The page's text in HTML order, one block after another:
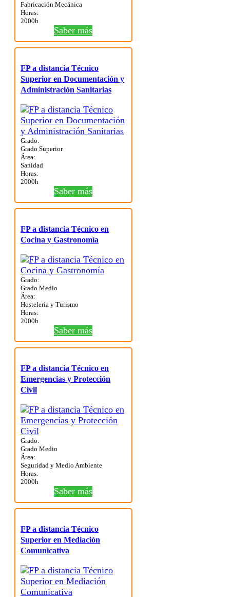
Fabricación Mecánica
Horas:
2000h
Saber más
FP a distancia Técnico
Superior en Documentación y
Administración Sanitarias
Grado:
Grado Superior
Área:
Sanidad
Horas:
2000h
Saber más
FP a distancia Técnico en
Cocina y Gastronomía
Grado:
Grado Medio
Área:
Hostelería y Turismo
Horas:
2000h
Saber más
FP a distancia Técnico en
Emergencias y Protección
Civil
Grado:
Grado Medio
Área:
Seguridad y Medio Ambiente
Horas:
2000h
Saber más
FP a distancia Técnico
Superior en Mediación
Comunicativa